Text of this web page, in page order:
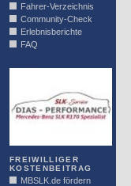
Fahrer-Verzeichnis
Community-Check
Erlebnisberichte
FAQ
FREIWILLIGER
KOSTENBEITRAG
MBSLK.de fördern